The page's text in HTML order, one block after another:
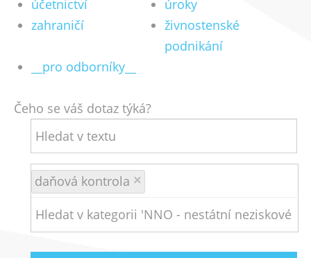
účetnictví
úroky
zahraničí
živnostenské
podnikání
__pro odborníky__
Čeho se váš dotaz týká?
daňová kontrola ×